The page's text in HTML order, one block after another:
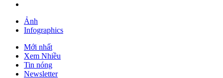
Ảnh
Infographics
Mới nhất
Xem Nhiều
Tin nóng
Newsletter